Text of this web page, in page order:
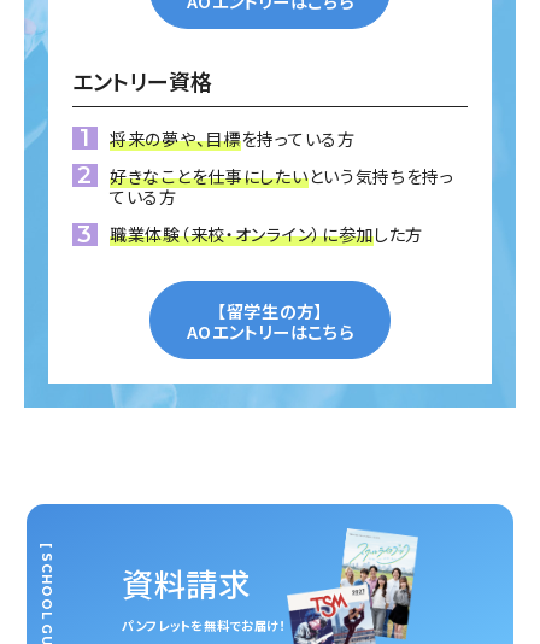
エントリー資格
将来の夢や、目標を持っている方
好きなことを仕事にしたいという気持ちを持っ
ている方
職業体験（来校・オンライン）に参加した方
【留学生の方】
AOエントリーはこちら
資料請求
パンフレットを無料でお届け！
[ SCHOOL GUIDE ]